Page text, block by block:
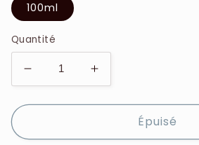
100ml
Quantité
Réduire
la
quantité
Guerlain
Augmenter
la
quantité
Guerlain
Épuisé